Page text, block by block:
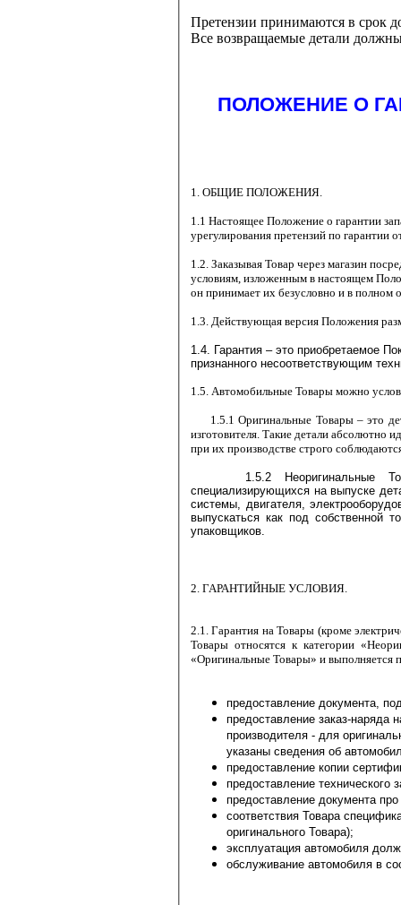
Претензии принимаются в срок
Все возвращаемые детали
ПОЛОЖЕНИЕ О
1. ОБЩИЕ ПОЛОЖЕНИЯ.
1.1 Настоящее Положение о гарантии
урегулирования претензий по гарантии
1.2. Заказывая Товар через магазин
условиям, изложенным в настоящем
он принимает их безусловно и в полном
1.3. Действующая версия Положения
1.4. Гарантия – это приобретаемое
признанного несоответствующим
1.5. Автомобильные Товары можно
1.5.1 Оригинальные Товары – это
изготовителя. Такие детали абсолютно
при их производстве строго
1.5.2
Неоригинальные
специализирующихся на выпуске деталей определенной группы (например, подвески и рулевого управления, тормозной
системы, двигателя, электрооборудования и т.д.) для различных марок и моделей автомобилей. Такие запчасти могут
выпускаться как под собственной торговой маркой производителя, так и под
упаковщиков.
2. ГАРАНТИЙНЫЕ УСЛОВИЯ.
2.1. Гарантия на Товары (кроме
Товары относятся к категории
«Оригинальные Товары» и выполняется
предоставление заказ-наряда на монтаж
производителя - для оригинальных Товаров или сертифицированной СТО - для неоригинальных
указаны сведения об
предоставление документа
соответствия Товара спецификации автомобиля
оригинального Товара);